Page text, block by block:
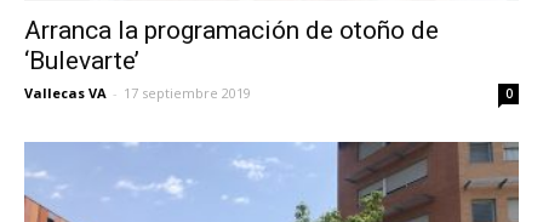
Arranca la programación de otoño de
‘Bulevarte’
Vallecas VA - 17 septiembre 2019 0